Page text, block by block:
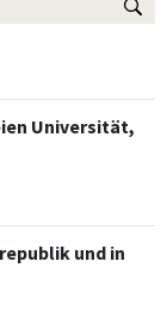
Universität,
und in